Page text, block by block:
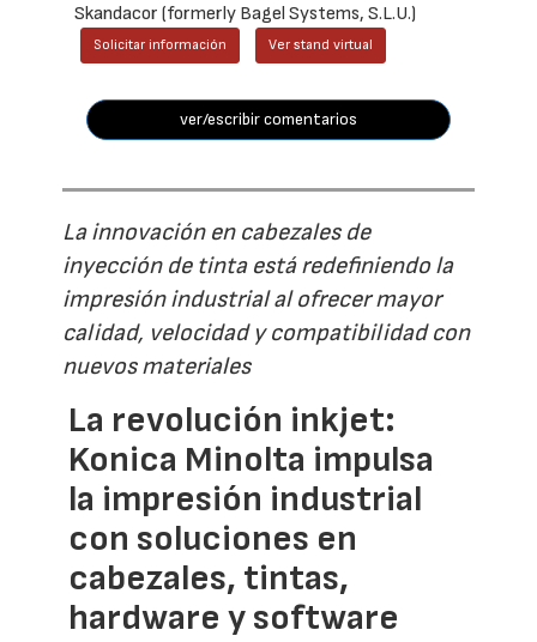
Skandacor (formerly Bagel Systems, S.L.U.)
Solicitar información Ver stand virtual
ver/escribir comentarios
La innovación en cabezales de
inyección de tinta está redefiniendo la
impresión industrial al ofrecer mayor
calidad, velocidad y compatibilidad con
nuevos materiales
La revolución inkjet:
Konica Minolta impulsa
la impresión industrial
con soluciones en
cabezales, tintas,
hardware y software